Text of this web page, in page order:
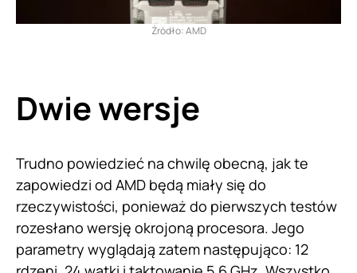
Źródło: AMD
Dwie wersje
Trudno powiedzieć na chwilę obecną, jak te
zapowiedzi od AMD będą miały się do
rzeczywistości, ponieważ do pierwszych testów
rozesłano wersję okrojoną procesora. Jego
parametry wyglądają zatem następująco: 12